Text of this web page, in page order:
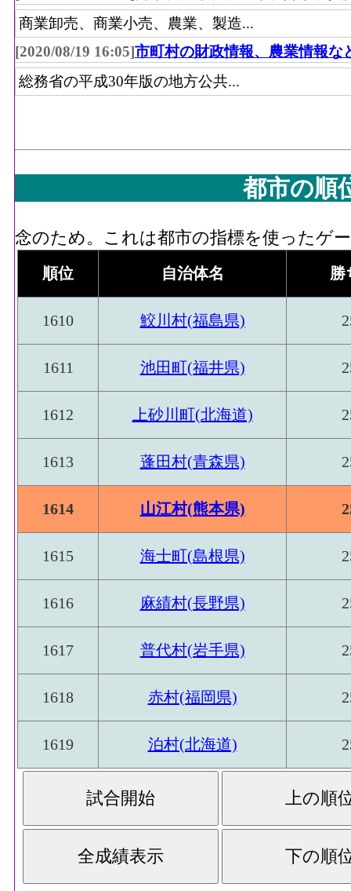
商業卸売、商業小売、農業、製造...
[2020/08/19 16:05]市町村の財政情報、農業情報な
総務省の平成30年版の地方公共...
都市の順
念のため。これは都市の指標を使ったゲ
順位 自治体名 勝
1610 鮫川村(福島県)
1611 池田町(福井県)
1612 上砂川町(北海道)
1613 蓬田村(青森県)
1614 山江村(熊本県)
1615 海士町(島根県)
1616 麻績村(長野県)
1617 普代村(岩手県)
1618 赤村(福岡県)
1619 泊村(北海道)